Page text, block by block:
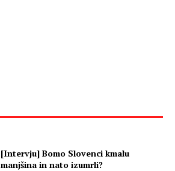
[Intervju] Bomo Slovenci kmalu
manjšina in nato izumrli?